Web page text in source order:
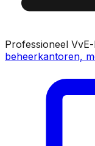
Professioneel
beheerkantoren,